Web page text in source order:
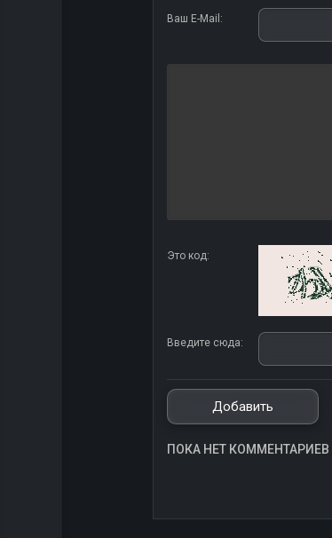
Ваш E-Mail:
Это код:
Введите сюда:
ПОКА НЕТ КОММЕНТАРИЕВ